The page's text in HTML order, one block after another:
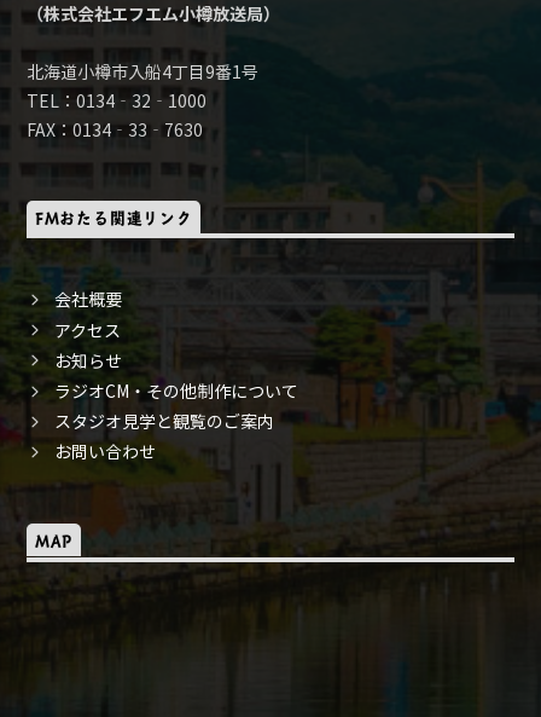
（株式会社エフエム小樽放送局）
北海道小樽市入船4丁目9番1号
TEL：0134‐32‐1000
FAX：0134‐33‐7630
FMおたる関連リンク
会社概要
アクセス
お知らせ
ラジオCM・その他制作について
スタジオ見学と観覧のご案内
お問い合わせ
MAP